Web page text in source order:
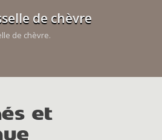
de chèvre
de chèvre.
et